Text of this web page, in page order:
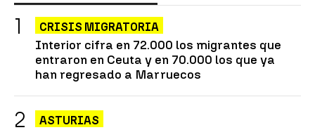
CRISIS MIGRATORIA
Interior cifra en 72.000 los migrantes que
entraron en Ceuta y en 70.000 los que ya
han regresado a Marruecos
ASTURIAS